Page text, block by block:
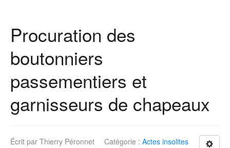
Procuration des
boutonniers
passementiers et
garnisseurs de chapeaux
Écrit par Thierry Péronnet Catégorie : Actes insolites